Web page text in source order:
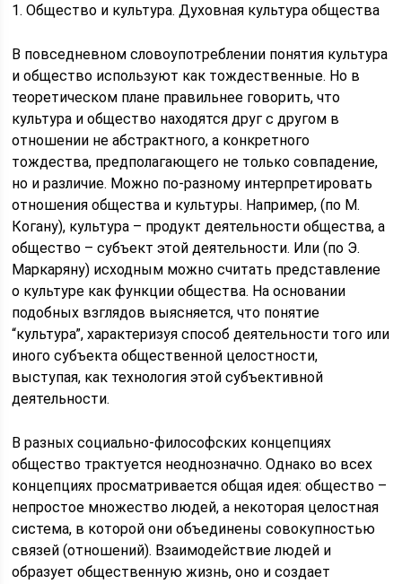
1. Общество и культура. Духовная культура общества
В повседневном словоупотреблении понятия культура
и общество используют как тождественные. Но в
теоретическом плане правильнее говорить, что
культура и общество находятся друг с другом в
отношении не абстрактного, а конкретного
тождества, предполагающего не только совпадение,
но и различие. Можно по-разному интерпретировать
отношения общества и культуры. Например, (по М.
Когану), культура – продукт деятельности общества, а
общество – субъект этой деятельности. Или (по Э.
Маркаряну) исходным можно считать представление
о культуре как функции общества. На основании
подобных взглядов выясняется, что понятие
“культура”, характеризуя способ деятельности того или
иного субъекта общественной целостности,
выступая, как технология этой субъективной
деятельности.
В разных социально-философских концепциях
общество трактуется неоднозначно. Однако во всех
концепциях просматривается общая идея: общество –
непростое множество людей, а некоторая целостная
система, в которой они объединены совокупностью
связей (отношений). Взаимодействие людей и
образует общественную жизнь, оно и создает